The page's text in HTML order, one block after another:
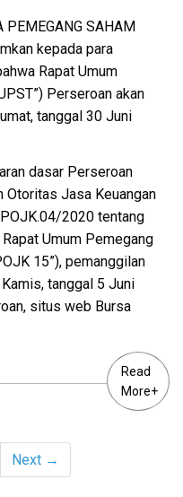
PEMEGANG SAHAM
kepada para
Rapat Umum
Perseroan akan
tanggal 30 Juni
dasar Perseroan
Otoritas Jasa Keuangan
2020 tentang
Umum Pemegang
15”), pemanggilan
tanggal 5 Juni
situs web Bursa
Read
More+
Next →